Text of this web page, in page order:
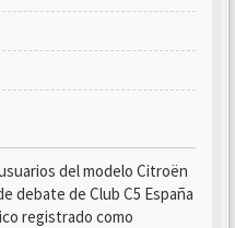
del modelo Citroën
debate de Club C5 España
registrado como